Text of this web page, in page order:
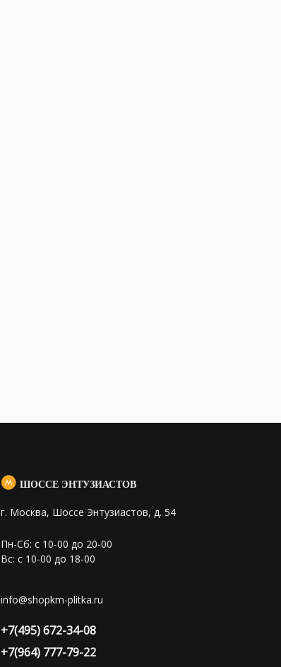
ШОССЕ ЭНТУЗИАСТОВ
г. Москва, Шоссе Энтузиастов, д. 54
Пн-Сб: с 10-00 до 20-00
Вс: с 10-00 до 18-00
info@shopkm-plitka.ru
+7(495) 672-34-08
+7(964) 777-79-22